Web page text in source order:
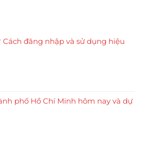
Cách đăng nhập và sử dụng hiệu
phố Hồ Chí Minh hôm nay và dự